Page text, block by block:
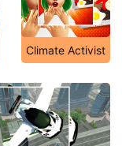
Climate Activist